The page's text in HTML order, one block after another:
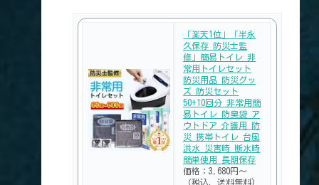
「楽天1位」「半永
久保存 防災士監
修」簡易トイレ 非
常用トイレセット
防災用品 防災グッ
ズ 防災セット
50+10回分 非常用簡
易トイレ 防臭袋 ア
ウトドア 介護用 防
災 携帯トイレ 台風
洪水 災害時 断水時
簡単使用 長期保存
価格：3,680円～
（税込、送料無料)